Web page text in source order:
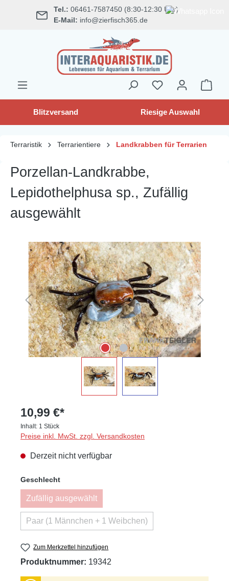
springen Tel.: 06461-7587450 (8:30-12:30 Uhr)
E-Mail: info@zierfisch365.de
Blitzversand Riesige Auswahl
Terraristik Terrarientiere Landkrabben für Terrarien
Porzellan-Landkrabbe,
Lepidothelphusa sp., Zufällig
ausgewählt
Bildergalerie überspringen
10,99 €*
Inhalt: 1 Stück
Preise inkl. MwSt. zzgl. Versandkosten
Derzeit nicht verfügbar
Geschlechtauswählen
Zufällig ausgewählt
(Diese Option ist zurzeit nicht verfügbar.)
Paar (1 Männchen + 1 Weibchen)
(Diese Option ist zurzeit nicht verfügbar.)
Zum Merkzettel hinzufügen
Produktnummer: 19342